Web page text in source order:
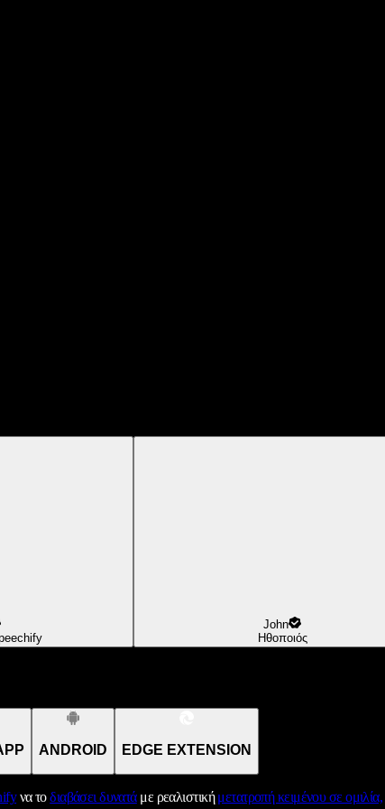
John
Ηθοποιός
ANDROID EDGE EXTENSION
να τοδιαβάσει δυνατάμε ρεαλιστικήμετατροπή κειμένου σε ομιλία,